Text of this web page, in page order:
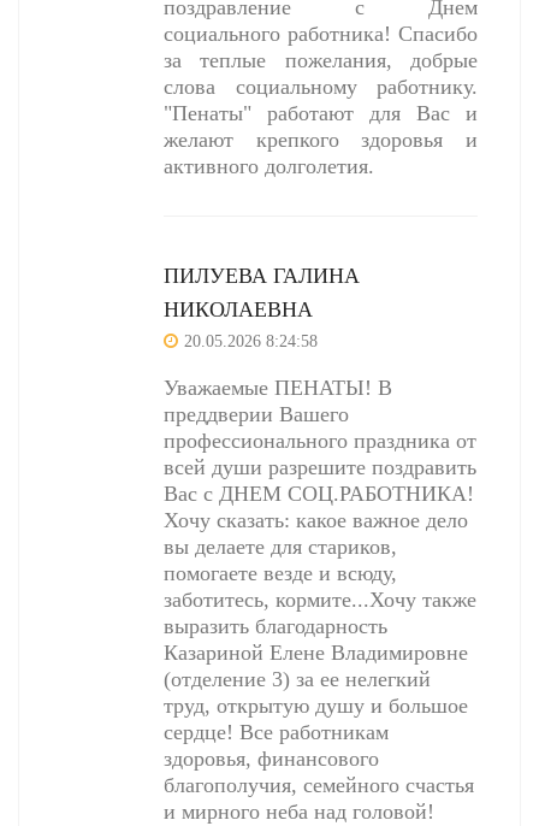
поздравление с Днем
социального работника! Спасибо
за теплые пожелания, добрые
слова социальному работнику.
"Пенаты" работают для Вас и
желают крепкого здоровья и
активного долголетия.
ПИЛУЕВА ГАЛИНА
НИКОЛАЕВНА
20.05.2026 8:24:58
Уважаемые ПЕНАТЫ! В
преддверии Вашего
профессионального праздника от
всей души разрешите поздравить
Вас с ДНЕМ СОЦ.РАБОТНИКА!
Хочу сказать: какое важное дело
вы делаете для стариков,
помогаете везде и всюду,
заботитесь, кормите...Хочу также
выразить благодарность
Казариной Елене Владимировне
(отделение 3) за ее нелегкий
труд, открытую душу и большое
сердце! Все работникам
здоровья, финансового
благополучия, семейного счастья
и мирного неба над головой!